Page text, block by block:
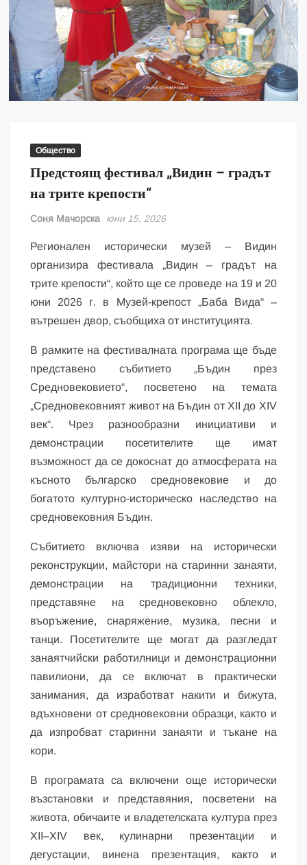
Общество
Предстоящ фестивал „Видин – градът
на трите крепости“
Соня Мачорска юни 15, 2026
Регионален исторически музей – Видин
организира фестивала „Видин – градът на
трите крепости“, който ще се проведе на 19 и 20
юни 2026 г. в Музей-крепост „Баба Вида“ –
вътрешен двор, съобщиха от институцията.
В рамките на фестивалната програма ще бъде
представено събитието „Бъдин през
Средновековието“, посветено на темата
„Средновековният живот на Бъдин от XII до XIV
век“. Чрез разнообразни инициативи и
демонстрации посетителите ще имат
възможност да се докоснат до атмосферата на
късното българско средновековие и до
богатото културно-историческо наследство на
средновековния Бъдин.
Събитието включва изяви на исторически
реконструкции, майстори на старинни занаяти,
демонстрации на традиционни техники,
представяне на средновековно облекло,
въоръжение, снаряжение, музика, песни и
танци. Посетителите ще могат да разгледат
занаятчийски работилници и демонстрационни
павилиони, да се включат в практически
занимания, да изработват накити и бижута,
вдъхновени от средновековни образци, както и
да изпробват старинни занаяти и тъкане на
кори.
В програмата са включени още исторически
възстановки и представяния, посветени на
живота, обичаите и владетелската култура през
XII–XIV век, кулинарни презентации и
дегустации, винена презентация, както и